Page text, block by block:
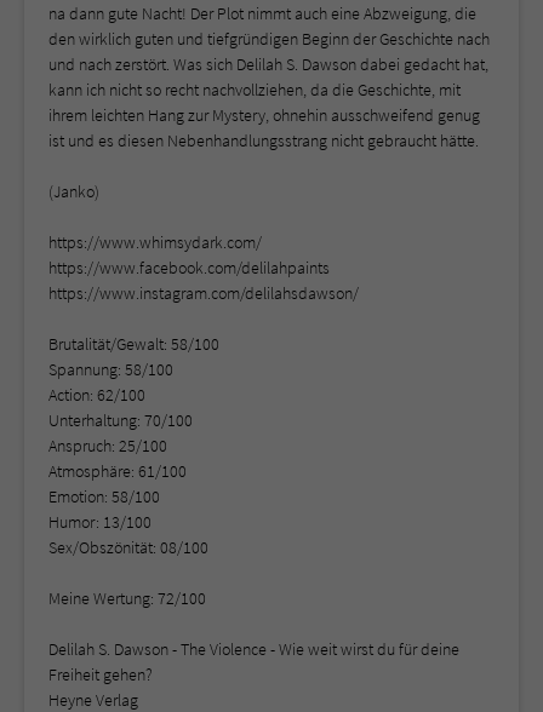
na dann gute Nacht! Der Plot nimmt auch eine Abzweigung, die
den wirklich guten und tiefgründigen Beginn der Geschichte nach
und nach zerstört. Was sich Delilah S. Dawson dabei gedacht hat,
kann ich nicht so recht nachvollziehen, da die Geschichte, mit
ihrem leichten Hang zur Mystery, ohnehin ausschweifend genug
ist und es diesen Nebenhandlungsstrang nicht gebraucht hätte.
(Janko)
https://www.whimsydark.com/
https://www.facebook.com/delilahpaints
https://www.instagram.com/delilahsdawson/
Brutalität/Gewalt: 58/100
Spannung: 58/100
Action: 62/100
Unterhaltung: 70/100
Anspruch: 25/100
Atmosphäre: 61/100
Emotion: 58/100
Humor: 13/100
Sex/Obszönität: 08/100
Meine Wertung: 72/100
Delilah S. Dawson - The Violence - Wie weit wirst du für deine
Freiheit gehen?
Heyne Verlag